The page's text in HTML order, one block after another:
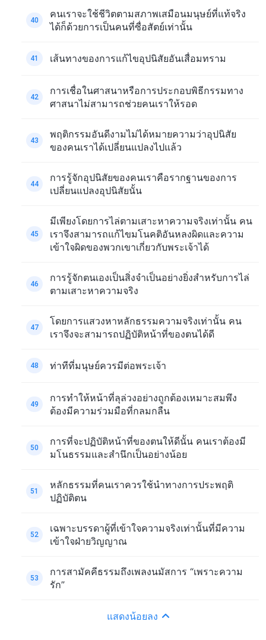
40
คนเราจะใช้ชีวิตตามสภาพเสมือนมนุษย์ที่แท้จริง
ได้ก็ด้วยการเป็นคนที่ซื่อสัตย์เท่านั้น
41 เส้นทางของการแก้ไขอุปนิสัยอันเสื่อมทราม
42
การเชื่อในศาสนาหรือการประกอบพิธีกรรมทาง
ศาสนาไม่สามารถช่วยคนเราให้รอด
43
พฤติกรรมอันดีงามไม่ได้หมายความว่าอุปนิสัย
ของคนเราได้เปลี่ยนแปลงไปแล้ว
44
การรู้จักอุปนิสัยของคนเราคือรากฐานของการ
เปลี่ยนแปลงอุปนิสัยนั้น
45
มีเพียงโดยการไล่ตามเสาะหาความจริงเท่านั้น คน
เราจึงสามารถแก้ไขมโนคติอันหลงผิดและความ
เข้าใจผิดของพวกเขาเกี่ยวกับพระเจ้าได้
46
การรู้จักตนเองเป็นสิ่งจำเป็นอย่างยิ่งสำหรับการไล่
ตามเสาะหาความจริง
47
โดยการแสวงหาหลักธรรมความจริงเท่านั้น คน
เราจึงจะสามารถปฏิบัติหน้าที่ของตนได้ดี
48 ท่าทีที่มนุษย์ควรมีต่อพระเจ้า
49
การทำให้หน้าที่ลุล่วงอย่างถูกต้องเหมาะสมพึง
ต้องมีความร่วมมือที่กลมกลืน
50
การที่จะปฏิบัติหน้าที่ของตนให้ดีนั้น คนเราต้องมี
มโนธรรมและสำนึกเป็นอย่างน้อย
51
หลักธรรมที่คนเราควรใช้นำทางการประพฤติ
ปฏิบัติตน
52
เฉพาะบรรดาผู้ที่เข้าใจความจริงเท่านั้นที่มีความ
เข้าใจฝ่ายวิญญาณ
53
การสามัคคีธรรมถึงเพลงนมัสการ “เพราะความ
รัก”
แสดงน้อยลง